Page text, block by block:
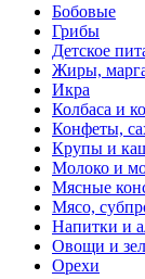
Бобовые
Грибы
Детское
Жиры,
Икра
Колбаса и
Конфеты,
Крупы и
Молоко и
Мясные
Мясо,
Напитки и
Овощи и
Орехи